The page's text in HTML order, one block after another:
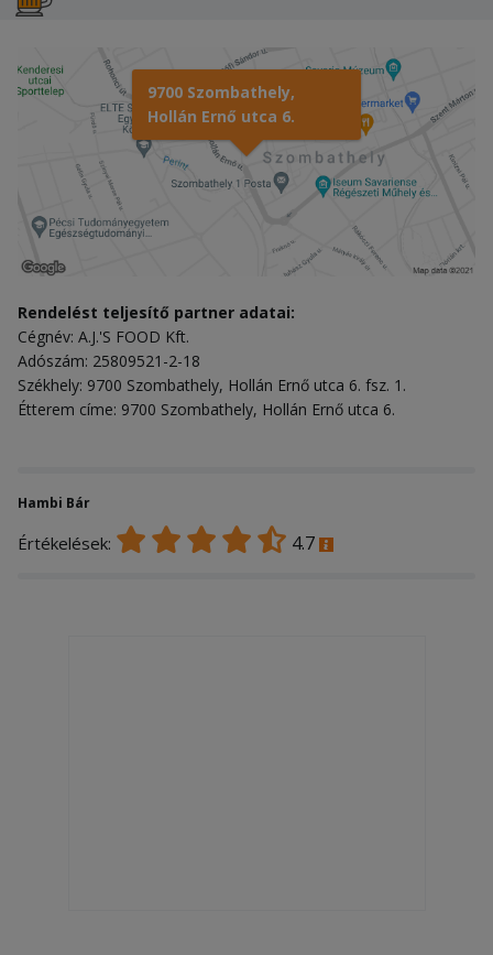
9700 Szombathely,
Hollán Ernő utca 6.
Rendelést teljesítő partner adatai:
Cégnév: A.J.'S FOOD Kft.
Adószám: 25809521-2-18
Székhely: 9700 Szombathely, Hollán Ernő utca 6. fsz. 1.
Étterem címe: 9700 Szombathely, Hollán Ernő utca 6.
Hambi Bár
Értékelések: 4.7